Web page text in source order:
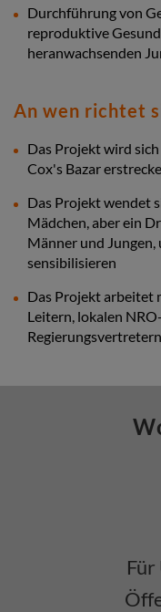
Durchführung von
reproduktive
heranwachsenden
An wen richtet
Das Projekt wird
Cox's Bazar
Das Projekt wendet
Mädchen, aber ein
Männer und Jungen,
sensibilisieren
Das Projekt arbeitet
Leitern, lokalen